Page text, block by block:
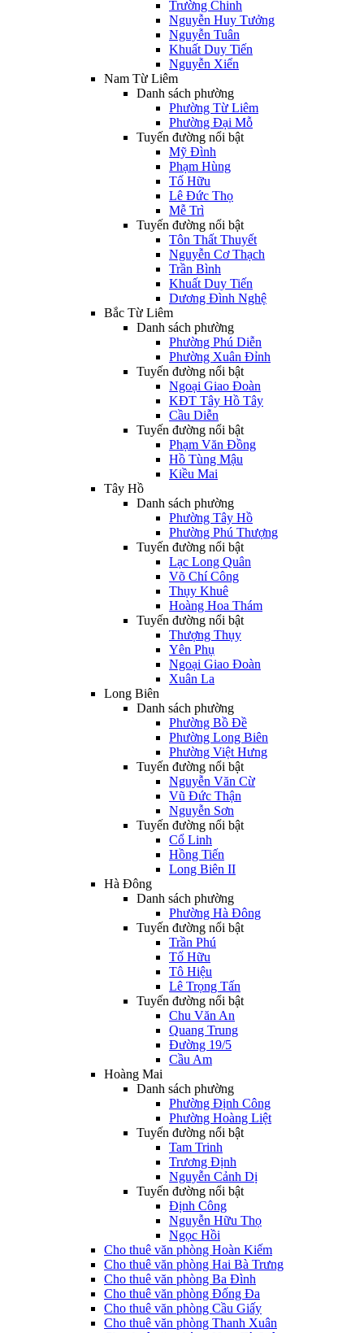
Trường Chinh
Nguyễn Huy Tưởng
Nguyễn Tuân
Khuất Duy Tiến
Nguyễn Xiển
Nam Từ Liêm
Danh sách phường
Phường Từ Liêm
Phường Đại Mỗ
Tuyến đường nổi bật
Mỹ Đình
Phạm Hùng
Tố Hữu
Lê Đức Thọ
Mễ Trì
Tuyến đường nổi bật
Tôn Thất Thuyết
Nguyễn Cơ Thạch
Trần Bình
Khuất Duy Tiến
Dương Đình Nghệ
Bắc Từ Liêm
Danh sách phường
Phường Phú Diễn
Phường Xuân Đỉnh
Tuyến đường nổi bật
Ngoại Giao Đoàn
KĐT Tây Hồ Tây
Cầu Diễn
Tuyến đường nổi bật
Phạm Văn Đồng
Hồ Tùng Mậu
Kiều Mai
Tây Hồ
Danh sách phường
Phường Tây Hồ
Phường Phú Thượng
Tuyến đường nổi bật
Lạc Long Quân
Võ Chí Công
Thụy Khuê
Hoàng Hoa Thám
Tuyến đường nổi bật
Thượng Thụy
Yên Phụ
Ngoại Giao Đoàn
Xuân La
Long Biên
Danh sách phường
Phường Bồ Đề
Phường Long Biên
Phường Việt Hưng
Tuyến đường nổi bật
Nguyễn Văn Cừ
Vũ Đức Thận
Nguyễn Sơn
Tuyến đường nổi bật
Cổ Linh
Hồng Tiến
Long Biên II
Hà Đông
Danh sách phường
Phường Hà Đông
Tuyến đường nổi bật
Trần Phú
Tố Hữu
Tô Hiệu
Lê Trọng Tấn
Tuyến đường nổi bật
Chu Văn An
Quang Trung
Đường 19/5
Cầu Am
Hoàng Mai
Danh sách phường
Phường Định Công
Phường Hoàng Liệt
Tuyến đường nổi bật
Tam Trinh
Trương Định
Nguyễn Cảnh Dị
Tuyến đường nổi bật
Định Công
Nguyễn Hữu Thọ
Ngọc Hồi
Cho thuê văn phòng Hoàn Kiếm
Cho thuê văn phòng Hai Bà Trưng
Cho thuê văn phòng Ba Đình
Cho thuê văn phòng Đống Đa
Cho thuê văn phòng Cầu Giấy
Cho thuê văn phòng Thanh Xuân